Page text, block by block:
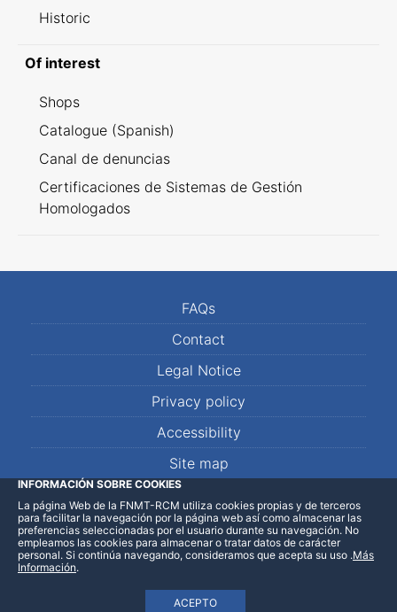
Historic
Of interest
Shops
Catalogue (Spanish)
Canal de denuncias
Certificaciones de Sistemas de Gestión
Homologados
FAQs
Contact
Legal Notice
Privacy policy
Accessibility
Site map
LinkedInFacebookWhatsApp
INFORMACIÓN SOBRE COOKIES
La página Web de la FNMT-RCM utiliza cookies propias y de terceros
para facilitar la navegación por la página web así como almacenar las
preferencias seleccionadas por el usuario durante su navegación. No
empleamos las cookies para almacenar o tratar datos de carácter
personal. Si continúa navegando, consideramos que acepta su uso
ACEPTO
.Más
Información.